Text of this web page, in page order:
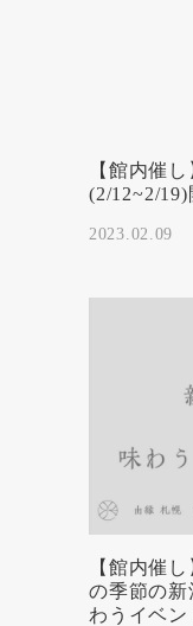
【館内催
(2/12~2/
2023.02.09
【館内催
の季節の
わうイベン